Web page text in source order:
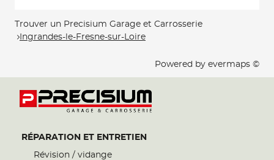
Trouver un Precisium Garage et Carrosserie
Ingrandes-le-Fresne-sur-Loire
Powered by evermaps ©
RÉPARATION ET ENTRETIEN
Révision / vidange